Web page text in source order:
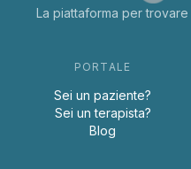
La piattaforma per
PORTALE
Sei un paziente?
Sei un terapista?
Blog